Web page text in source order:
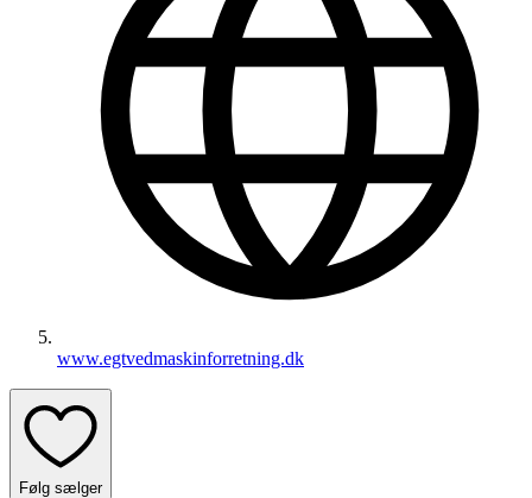
www.egtvedmaskinforretning.dk
Følg sælger